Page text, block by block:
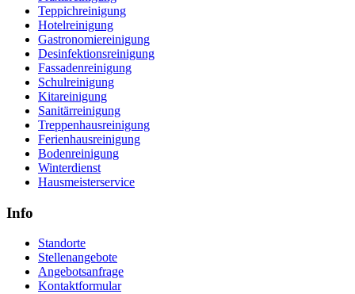
Teppichreinigung
Hotelreinigung
Gastronomiereinigung
Desinfektionsreinigung
Fassadenreinigung
Schulreinigung
Kitareinigung
Sanitärreinigung
Treppenhausreinigung
Ferienhausreinigung
Bodenreinigung
Winterdienst
Hausmeisterservice
Info
Standorte
Stellenangebote
Angebotsanfrage
Kontaktformular